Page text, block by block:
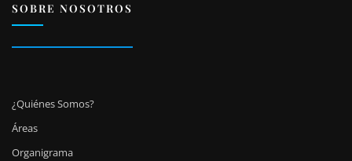
SOBRE NOSOTROS
¿Quiénes Somos?
Áreas
Organigrama